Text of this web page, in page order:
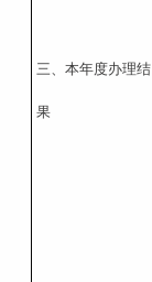
三、本年度办理结
果